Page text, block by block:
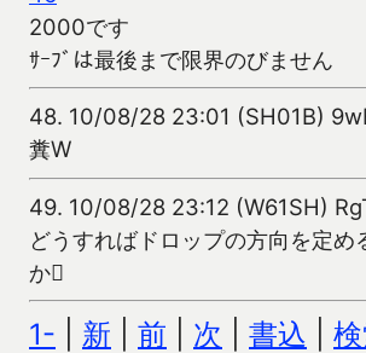
2000です
ｻｰﾌﾞは最後まで限界のびません
48. 10/08/28 23:01 (SH01B)
糞W
49. 10/08/28 23:12 (W61SH)
どうすればドロップの方向を定め
か
1- 新 前 次 書込